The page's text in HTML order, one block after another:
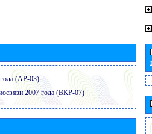
(АР-03)
2007 года (ВКР-07)